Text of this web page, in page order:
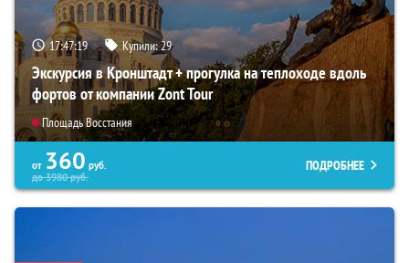
17:47:18 Купили:29
Экскурсия в Кронштадт + прогулка на теплоходе вдоль
фортов от компании Zont Tour
Площадь Восстания
от 360 руб.
до3980руб.
ПОДРОБНЕЕ